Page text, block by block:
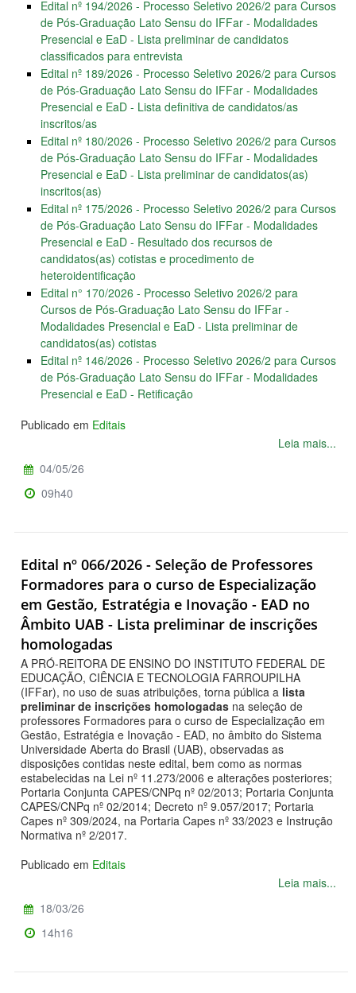
Edital nº 194/2026 - Processo Seletivo 2026/2 para Cursos
de Pós-Graduação Lato Sensu do IFFar - Modalidades
Presencial e EaD - Lista preliminar de candidatos
classificados para entrevista
Edital nº 189/2026 - Processo Seletivo 2026/2 para Cursos
de Pós-Graduação Lato Sensu do IFFar - Modalidades
Presencial e EaD - Lista definitiva de candidatos/as
inscritos/as
Edital nº 180/2026 - Processo Seletivo 2026/2 para Cursos
de Pós-Graduação Lato Sensu do IFFar - Modalidades
Presencial e EaD - Lista preliminar de candidatos(as)
inscritos(as)
Edital nº 175/2026 - Processo Seletivo 2026/2 para Cursos
de Pós-Graduação Lato Sensu do IFFar - Modalidades
Presencial e EaD - Resultado dos recursos de
candidatos(as) cotistas e procedimento de
heteroidentificação
Edital n° 170/2026 - Processo Seletivo 2026/2 para
Cursos de Pós-Graduação Lato Sensu do IFFar -
Modalidades Presencial e EaD - Lista preliminar de
candidatos(as) cotistas
Edital nº 146/2026 - Processo Seletivo 2026/2 para Cursos
de Pós-Graduação Lato Sensu do IFFar - Modalidades
Presencial e EaD - Retificação
Publicado em Editais
Leia mais...
04/05/26
09h40
Edital nº 066/2026 - Seleção de Professores
Formadores para o curso de Especialização
em Gestão, Estratégia e Inovação - EAD no
Âmbito UAB - Lista preliminar de inscrições
homologadas
A PRÓ-REITORA DE ENSINO DO INSTITUTO FEDERAL DE
EDUCAÇÃO, CIÊNCIA E TECNOLOGIA FARROUPILHA
(IFFar), no uso de suas atribuições, torna pública a lista
preliminar de inscrições homologadas na seleção de
professores Formadores para o curso de Especialização em
Gestão, Estratégia e Inovação - EAD, no âmbito do Sistema
Universidade Aberta do Brasil (UAB), observadas as
disposições contidas neste edital, bem como as normas
estabelecidas na Lei nº 11.273/2006 e alterações posteriores;
Portaria Conjunta CAPES/CNPq nº 02/2013; Portaria Conjunta
CAPES/CNPq nº 02/2014; Decreto nº 9.057/2017; Portaria
Capes nº 309/2024, na Portaria Capes nº 33/2023 e Instrução
Normativa nº 2/2017.
Publicado em Editais
Leia mais...
18/03/26
14h16